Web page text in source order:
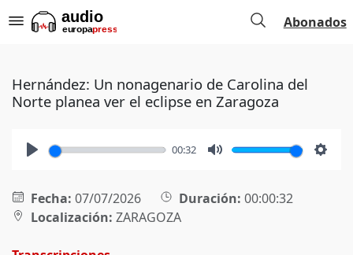
Abonados
Hernández: Un nonagenario de Carolina del
Norte planea ver el eclipse en Zaragoza
00:32
Fecha: 07/07/2026 Duración: 00:00:32
Localización: ZARAGOZA